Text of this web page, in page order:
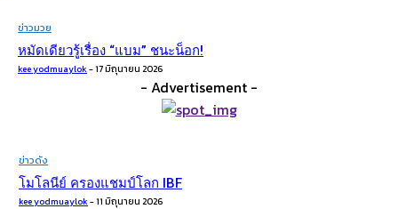
ข่าวมวย
หมัดเดียวรู้เรื่อง​ “แบม” ชนะน็อก!
kee yodmuaylok - 17 มิถุนายน 2026
- Advertisement -
ข่าวดัง
โมโลนีย์ ครองแชมป์โลก IBF
kee yodmuaylok - 11 มิถุนายน 2026